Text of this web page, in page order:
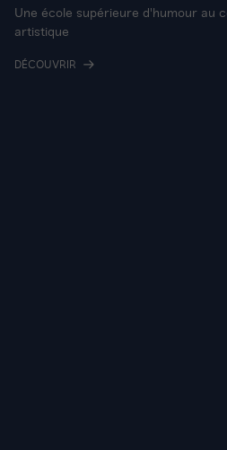
Une école supérieure d'humour au
artistique
DÉCOUVRIR